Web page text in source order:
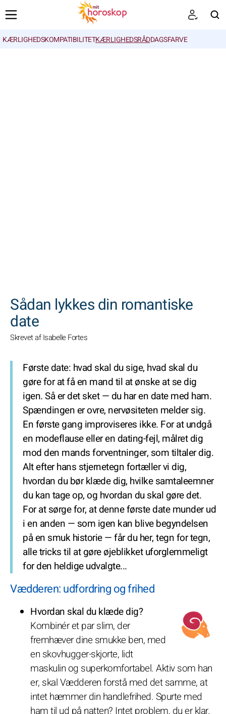
KÆRLIGHEDSKOMPATIBILITETKÆRLIGHEDSRÅDDAGSFARVE
Sådan lykkes din romantiske
date
Skrevet af Isabelle Fortes
Første date: hvad skal du sige, hvad skal du
gøre for at få en mand til at ønske at se dig
igen. Så er det sket — du har en date med ham.
Spændingen er ovre, nervøsiteten melder sig.
En første gang improviseres ikke. For at undgå
en modeflause eller en dating-fejl, målret dig
mod den mands forventninger, som tiltaler dig.
Alt efter hans stjernetegn fortæller vi dig,
hvordan du bør klæde dig, hvilke samtaleemner
du kan tage op, og hvordan du skal gøre det.
For at sørge for, at denne første date munder ud
i en anden — som igen kan blive begyndelsen
på en smuk historie — får du her, tegn for tegn,
alle tricks til at gøre øjeblikket uforglemmeligt
for den heldige udvalgte...
Vædderen: udfordring og frihed
Hvordan skal du klæde dig?
Kombinér et par slim, der
fremhæver dine smukke ben, med
en skovhugger-skjorte, lidt
maskulin og superkomfortabel. Aktiv som han
er, skal Vædderen forstå med det samme, at
intet hæmmer din handlefrihed. Spurte med
ham til ud på natten? Intet problem, du er klar.